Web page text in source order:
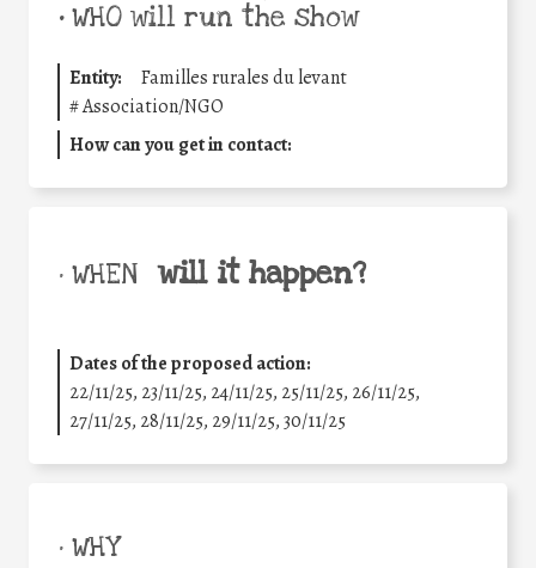
•WHO will run the show
Entity:
Familles rurales du levant
#Association/NGO
How can you get in contact:
• WHEN will it happen?
Dates of the proposed action:
22/11/25, 23/11/25, 24/11/25, 25/11/25, 26/11/25,
27/11/25, 28/11/25, 29/11/25,30/11/25
• WHY